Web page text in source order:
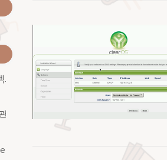
그룹
련 커…